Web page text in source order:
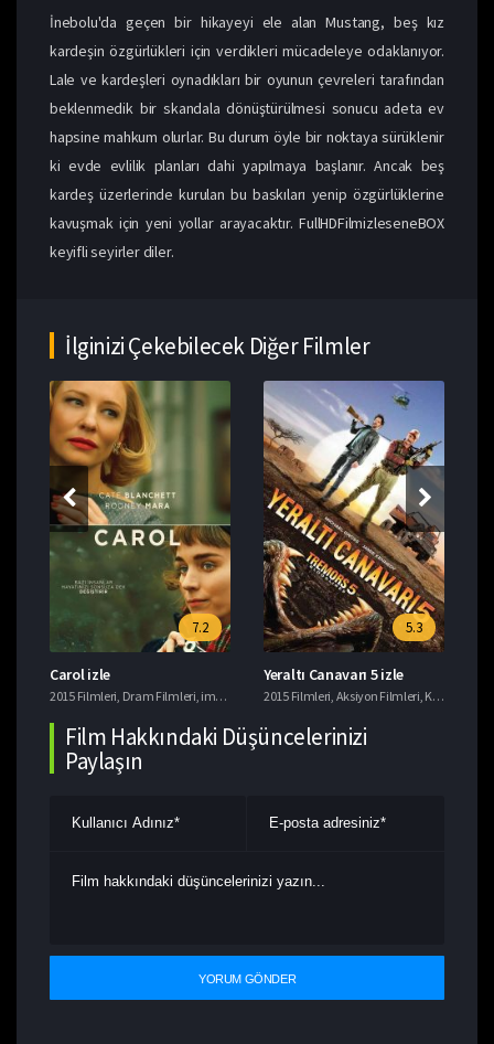
İnebolu'da geçen bir hikayeyi ele alan Mustang, beş kız
kardeşin özgürlükleri için verdikleri mücadeleye odaklanıyor.
Lale ve kardeşleri oynadıkları bir oyunun çevreleri tarafından
beklenmedik bir skandala dönüştürülmesi sonucu adeta ev
hapsine mahkum olurlar. Bu durum öyle bir noktaya sürüklenir
ki evde evlilik planları dahi yapılmaya başlanır. Ancak beş
kardeş üzerlerinde kurulan bu baskıları yenip özgürlüklerine
kavuşmak için yeni yollar arayacaktır. FullHDFilmizleseneBOX
keyifli seyirler diler.
İlginizi Çekebilecek Diğer Filmler
Filmleri,Yerli Filmler
Yerli Filmler
7.2
Carol izle
2015 Filmleri Dram Filmleri imdb 7+ Filmler ,Romantik Filmler
5.3
Yeraltı Canavarı 5 izle
2015 Filmleri Aksiyon Filmleri Komedi Filmleri
Film Hakkındaki Düşüncelerinizi
Paylaşın